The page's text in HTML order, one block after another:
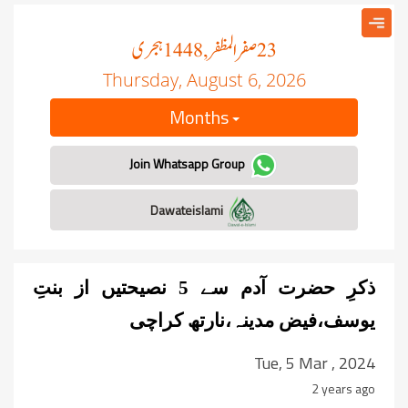
23صفر المظفر, 1448 ہجری
Thursday, August 6, 2026
Months
Join Whatsapp Group
ذکرِ حضرت آدم سے 5 نصیحتیں از بنتِ
یوسف،فیض مدینہ،نارتھ کراچی
Tue, 5 Mar , 2024
2 years ago